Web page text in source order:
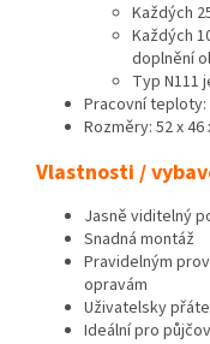
Každých
Každých
doplnění
Typ N111
Pracovní teploty:
Rozměry: 52 x 46
Vlastnosti /
Jasně viditelný
Snadná montáž
Pravidelným
opravám
Uživatelsky
Ideální pro